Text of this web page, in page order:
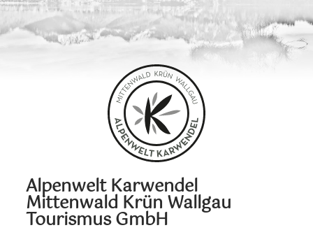
Alpenwelt Karwendel
Mittenwald Krün Wallgau
Tourismus GmbH